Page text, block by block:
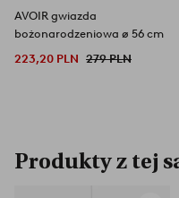
AVOIR gwiazda
bożonarodzeniowa ø 56 cm
223,20 PLN 279 PLN
Produkty z tej